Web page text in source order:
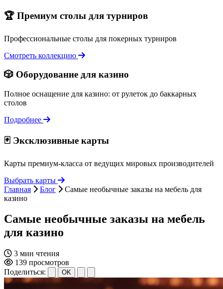
🏆 Премиум столы для турниров
Профессиональные столы для покерных турниров
Смотреть коллекцию
🎲 Оборудование для казино
Полное оснащение для казино: от рулеток до баккарных
столов
Подробнее
🃏 Эксклюзивные карты
Карты премиум-класса от ведущих мировых производителей
Выбрать карты
Главная
Блог
Самые необычные заказы на мебель для
казино
Самые необычные заказы на мебель
для казино
3 мин чтения
139 просмотров
Поделиться:
OK